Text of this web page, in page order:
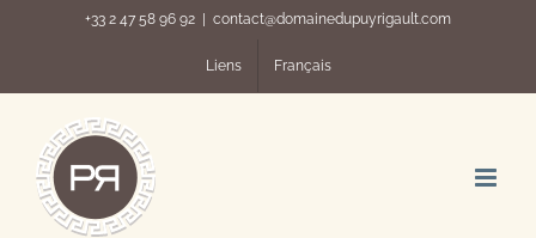
+33 2 47 58 96 92 contact@domainedupuyrigault.com
Liens Français